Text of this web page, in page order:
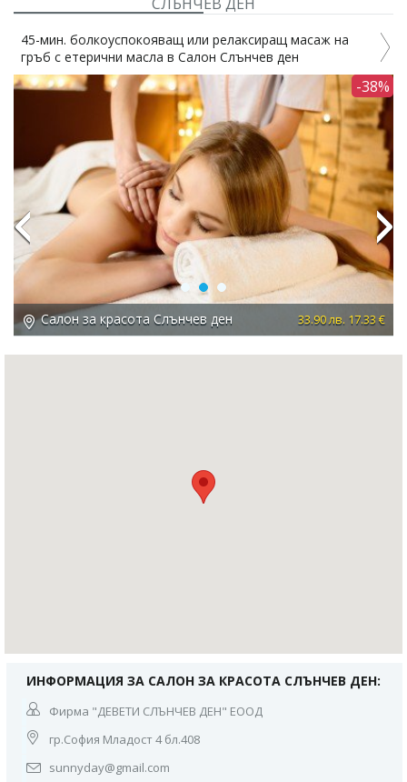
СЛЪНЧЕВ ДЕН
45-мин. болкоуспокояващ или релаксиращ масаж на
гръб с етерични масла в Салон Слънчев ден
-38%
Салон за красота Слънчев ден 33.90 лв. 17.33 €
Previous Next
ИНФОРМАЦИЯ ЗА САЛОН ЗА КРАСОТА СЛЪНЧЕВ ДЕН:
Фирма "ДЕВЕТИ СЛЪНЧЕВ ДЕН" ЕООД
гр.София Младост 4 бл.408
sunnyday@gmail.com